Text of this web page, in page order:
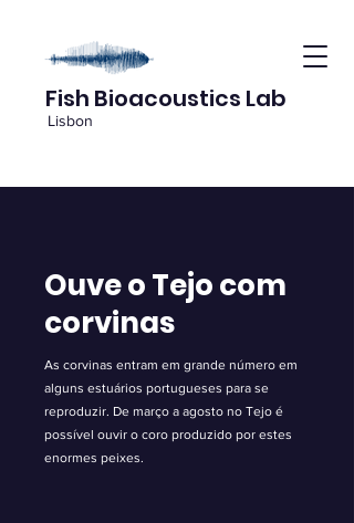
Fish Bioacoustics Lab
Lisbon
Ouve o Tejo com
corvinas
As corvinas entram em grande número em
alguns estuários portugueses para se
reproduzir. De março a agosto no Tejo é
possível ouvir o coro produzido por estes
enormes peixes.